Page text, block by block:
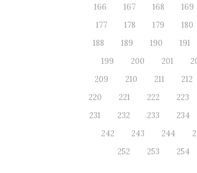
166
167 168 169
177
178 179 180
188
189 190 191
199
200 201
209
210 211 212
220
221 222 223
231
232 233 234
242
243 244
252
253 254